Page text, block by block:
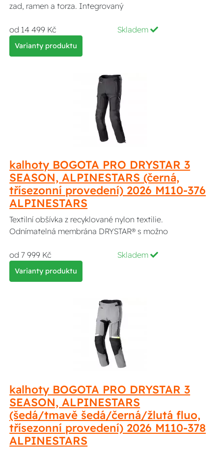
zad, ramen a torza. Integrovaný
od 14 499 Kč Skladem
Varianty produktu
kalhoty BOGOTA PRO DRYSTAR 3
SEASON, ALPINESTARS (černá,
třísezonní provedení) 2026 M110-376
ALPINESTARS
Textilní obšívka z recyklované nylon textilie.
Odnímatelná membrána DRYSTAR® s možno
od 7 999 Kč Skladem
Varianty produktu
kalhoty BOGOTA PRO DRYSTAR 3
SEASON, ALPINESTARS
(šedá/tmavě šedá/černá/žlutá fluo,
třísezonní provedení) 2026 M110-378
ALPINESTARS